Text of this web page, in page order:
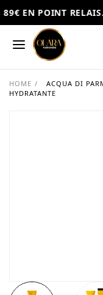
EN POINT RELAIS.
HOME /
ACQUA DI
HYDRATANTE